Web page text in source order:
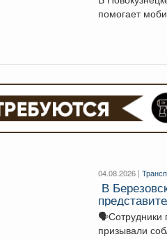
помогает
04.08.2026 |
В
🗣Сотрудники
призывали